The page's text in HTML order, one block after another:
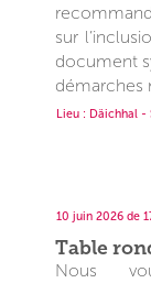
sur
document
démarches
Lieu : Däichhal -
10 juin 2026 de
Table
Nous